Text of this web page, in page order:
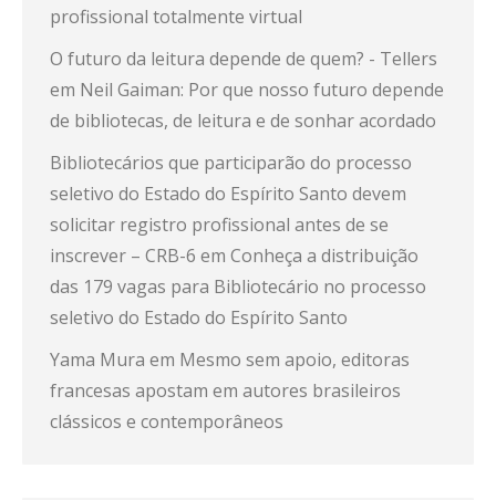
profissional totalmente virtual
O futuro da leitura depende de quem? - Tellers
em Neil Gaiman: Por que nosso futuro depende
de bibliotecas, de leitura e de sonhar acordado
Bibliotecários que participarão do processo
seletivo do Estado do Espírito Santo devem
solicitar registro profissional antes de se
inscrever – CRB-6 em Conheça a distribuição
das 179 vagas para Bibliotecário no processo
seletivo do Estado do Espírito Santo
Yama Mura em Mesmo sem apoio, editoras
francesas apostam em autores brasileiros
clássicos e contemporâneos